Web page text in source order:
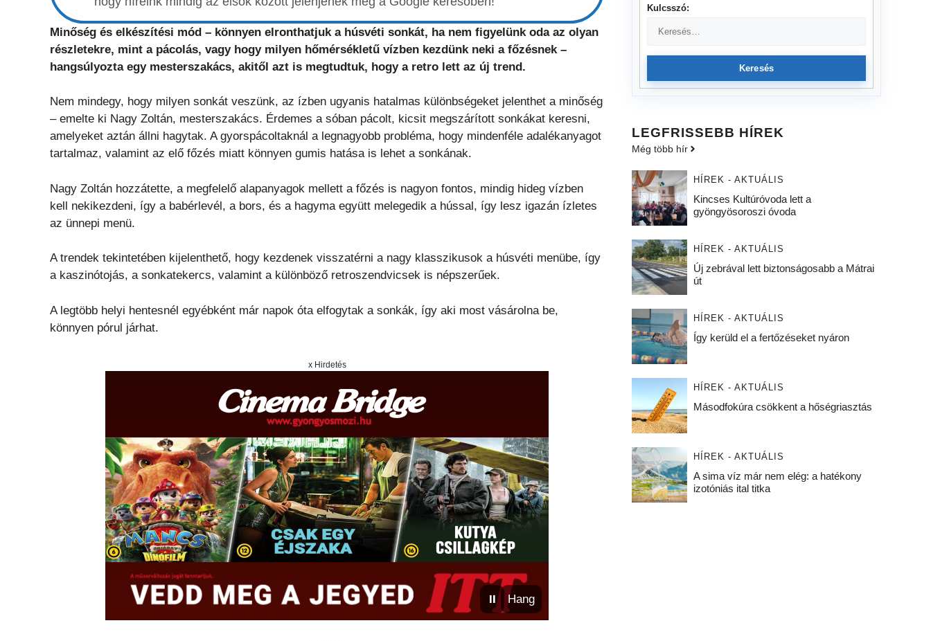
Minőség és elkészítési mód – könnyen elronthatjuk a húsvéti sonkát, ha nem figyelünk oda az olyan
részletekre, mint a pácolás, vagy hogy milyen hőmérsékletű vízben kezdünk neki a főzésnek –
hangsúlyozta egy mesterszakács, akitől azt is megtudtuk, hogy a retro lett az új trend.
Nem mindegy, hogy milyen sonkát veszünk, az ízben ugyanis hatalmas különbségeket jelenthet a minőség
– emelte ki Nagy Zoltán, mesterszakács. Érdemes a sóban pácolt, kicsit megszárított sonkákat keresni,
amelyeket aztán állni hagytak. A gyorspácoltaknál a legnagyobb probléma, hogy mindenféle adalékanyagot
tartalmaz, valamint az elő főzés miatt könnyen gumis hatása is lehet a sonkának.
Nagy Zoltán hozzátette, a megfelelő alapanyagok mellett a főzés is nagyon fontos, mindig hideg vízben
kell nekikezdeni, így a babérlevél, a bors, és a hagyma együtt melegedik a hússal, így lesz igazán ízletes
az ünnepi menü.
A trendek tekintetében kijelenthető, hogy kezdenek visszatérni a nagy klasszikusok a húsvéti menübe, így
a kaszinótojás, a sonkatekercs, valamint a különböző retroszendvicsek is népszerűek.
A legtöbb helyi hentesnél egyébként már napok óta elfogytak a sonkák, így aki most vásárolna be,
könnyen pórul járhat.
x Hirdetés
⏸ Hang
Kulcsszó:
Keresés
LEGFRISSEBB HÍREK
Még több hír
HÍREK - AKTUÁLIS
Kincses Kultúróvoda lett a
gyöngyösoroszi óvoda
HÍREK - AKTUÁLIS
Új zebrával lett biztonságosabb a Mátrai
út
HÍREK - AKTUÁLIS
Így kerüld el a fertőzéseket nyáron
HÍREK - AKTUÁLIS
Másodfokúra csökkent a hőségriasztás
HÍREK - AKTUÁLIS
A sima víz már nem elég: a hatékony
izotóniás ital titka